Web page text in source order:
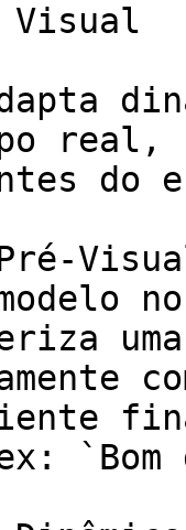
Visual
real,
do